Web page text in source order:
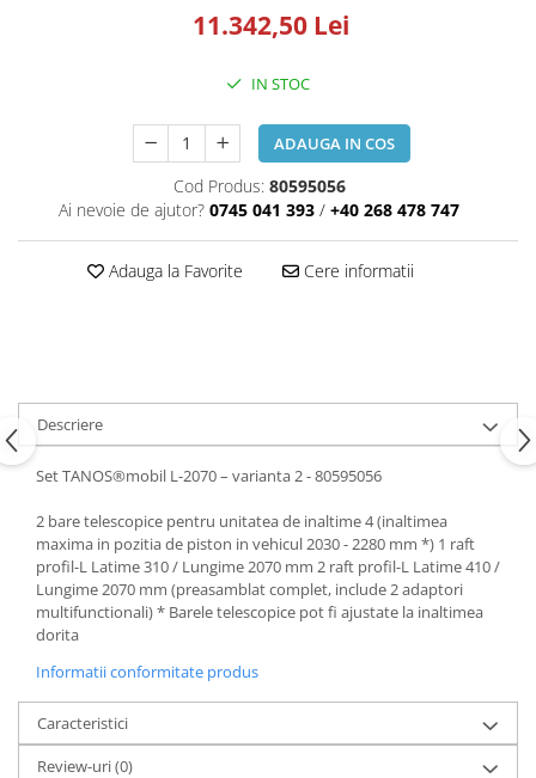
Manometre Iwata Japonia
Produse Pentru Exterior
Produse Pentru Cabrio
Kituri antipana
Blufixx - kituri pentru reparații
TANOS Systainer cutii
organizatoare pentru depozitare si
transport
Cutii organizatoare pentru
Systainer
Markere cu creta lichida
Placi modulare Swisstrax
Service și mentenanță
11.342,50 Lei
IN STOC
ADAUGA IN COS
Cod Produs: 80595056
Ai nevoie de ajutor? 0745 041 393 / +40 268 478 747
Adauga la Favorite Cere informatii
Descriere
Set TANOS®mobil L-2070 – varianta 2 - 80595056
2 bare telescopice pentru unitatea de inaltime 4 (inaltimea
maxima in pozitia de piston in vehicul 2030 - 2280 mm *) 1 raft
profil-L Latime 310 / Lungime 2070 mm 2 raft profil-L Latime 410 /
Lungime 2070 mm (preasamblat complet, include 2 adaptori
multifunctionali) * Barele telescopice pot fi ajustate la inaltimea
dorita
Informatii conformitate produs
Caracteristici
Review-uri(0)